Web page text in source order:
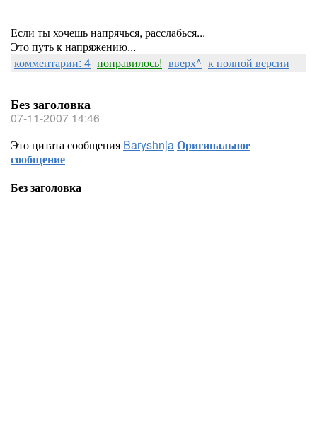
Если ты хочешь напрячься, расслабься...
Это путь к напряжению...
комментарии: 4 понравилось! вверх^ к полной версии
Без заголовка
07-11-2007 14:46
Это цитата сообщения BaryshnjaОригинальное
сообщение
Без заголовка